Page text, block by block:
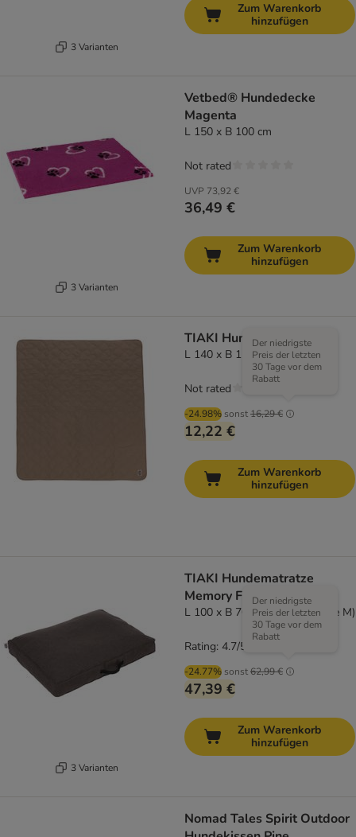
3 Varianten
Zum Warenkorb
hinzufügen
3 Varianten
Vetbed® Hundedecke
Magenta
L 150 x B 100 cm
UVP 73,92 €
36,49 €
Not rated
Zum Warenkorb
hinzufügen
TIAKI Hundedecke Toffee
L 140 x B 125 cm
-24.98% sonst16,29 €
Der niedrigste
Preis der letzten
30 Tage vor dem
Rabatt
12,22 €
Not rated
Zum Warenkorb
hinzufügen
3 Varianten
TIAKI Hundematratze
Memory Foam, braun
L 100 x B 70 x H 18 cm (Größe M)
-24.77% sonst62,99 €
Der niedrigste
Preis der letzten
30 Tage vor dem
Rabatt
47,39 €
Rating: 4.7/5
Zum Warenkorb
hinzufügen
Nomad Tales Spirit Outdoor